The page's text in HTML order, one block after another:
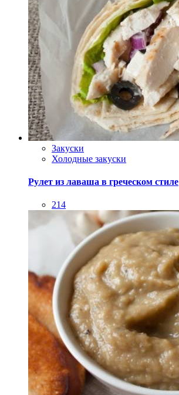
Закуски
Холодные закуски
Рулет из лаваша в греческом стиле
214